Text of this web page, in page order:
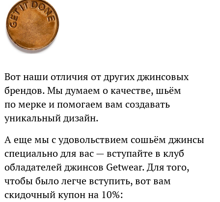
Вот наши отличия от других джинсовых
брендов. Мы думаем о качестве, шьём
по мерке и помогаем вам создавать
уникальный дизайн.
А еще мы с удовольствием сошьём джинсы
специально для вас — вступайте в клуб
обладателей джинсов Getwear. Для того,
чтобы было легче вступить, вот вам
скидочный купон на 10%: